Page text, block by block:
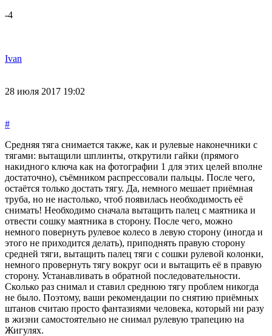
-4
Ivan
28 июля 2017 19:02
#
Средняя тяга снимается также, как и рулевые наконечники с
тягами: вытащили шплинты, открутили гайки (прямого
накидного ключа как на фотографии 1 для этих целей вполне
достаточно), съёмником распрессовали пальцы. После чего,
остаётся только достать тягу. Да, немного мешает приёмная
труба, но не настолько, чтоб появилась необходимость её
снимать! Необходимо сначала вытащить палец с маятника и
отвести сошку маятника в сторону. После чего, можно
немного повернуть рулевое колесо в левую сторону (иногда и
этого не приходится делать), приподнять правую сторону
средней тяги, вытащить палец тяги с сошки рулевой колонки,
немного провернуть тягу вокруг оси и вытащить её в правую
сторону. Устанавливать в обратной последовательности.
Сколько раз снимал и ставил среднюю тягу проблем никогда
не было. Поэтому, ваши рекомендации по снятию приёмных
штанов считаю просто фантазиями человека, который ни разу
в жизни самостоятельно не снимал рулевую трапецию на
Жигулях.